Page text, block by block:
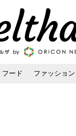
フード ファッション